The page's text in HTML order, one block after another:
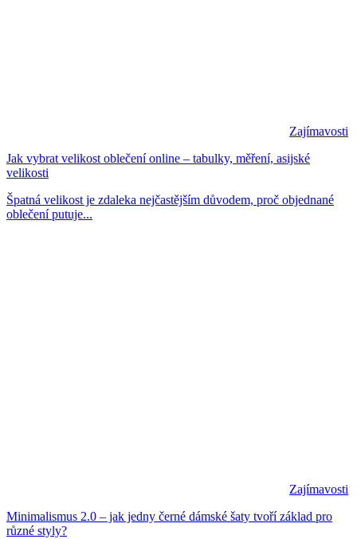
Zajímavosti
Jak vybrat velikost oblečení online – tabulky, měření, asijské
velikosti
Špatná velikost je zdaleka nejčastějším důvodem, proč objednané
oblečení putuje...
Zajímavosti
Minimalismus 2.0 – jak jedny černé dámské šaty tvoří základ pro
různé styly?